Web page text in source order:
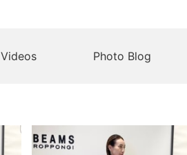
Videos Photo Blog